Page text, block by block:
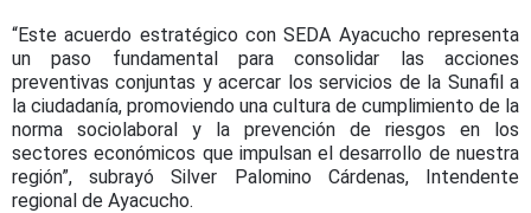
“Este acuerdo estratégico con SEDA Ayacucho representa
un paso fundamental para consolidar las acciones
preventivas conjuntas y acercar los servicios de la Sunafil a
la ciudadanía, promoviendo una cultura de cumplimiento de la
norma sociolaboral y la prevención de riesgos en los
sectores económicos que impulsan el desarrollo de nuestra
región”, subrayó Silver Palomino Cárdenas, Intendente
regional de Ayacucho.